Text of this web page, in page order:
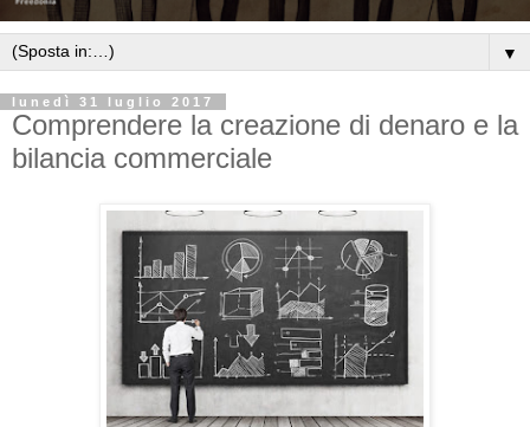
▼
lunedì 31 luglio 2017
Comprendere la creazione di denaro e la
bilancia commerciale